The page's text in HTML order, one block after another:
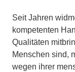
Seit Jahren
kompetenten
Qualitäten
Menschen sind,
wegen ihrer